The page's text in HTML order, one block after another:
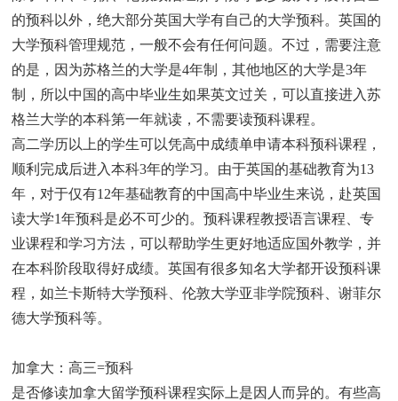
的预科以外，绝大部分英国大学有自己的大学预科。英国的
大学预科管理规范，一般不会有任何问题。不过，需要注意
的是，因为苏格兰的大学是4年制，其他地区的大学是3年
制，所以中国的高中毕业生如果英文过关，可以直接进入苏
格兰大学的本科第一年就读，不需要读预科课程。
高二学历以上的学生可以凭高中成绩单申请本科预科课程，
顺利完成后进入本科3年的学习。由于英国的基础教育为13
年，对于仅有12年基础教育的中国高中毕业生来说，赴英国
读大学1年预科是必不可少的。预科课程教授语言课程、专
业课程和学习方法，可以帮助学生更好地适应国外教学，并
在本科阶段取得好成绩。英国有很多知名大学都开设预科课
程，如兰卡斯特大学预科、伦敦大学亚非学院预科、谢菲尔
德大学预科等。
加拿大：高三=预科
是否修读加拿大留学预科课程实际上是因人而异的。有些高